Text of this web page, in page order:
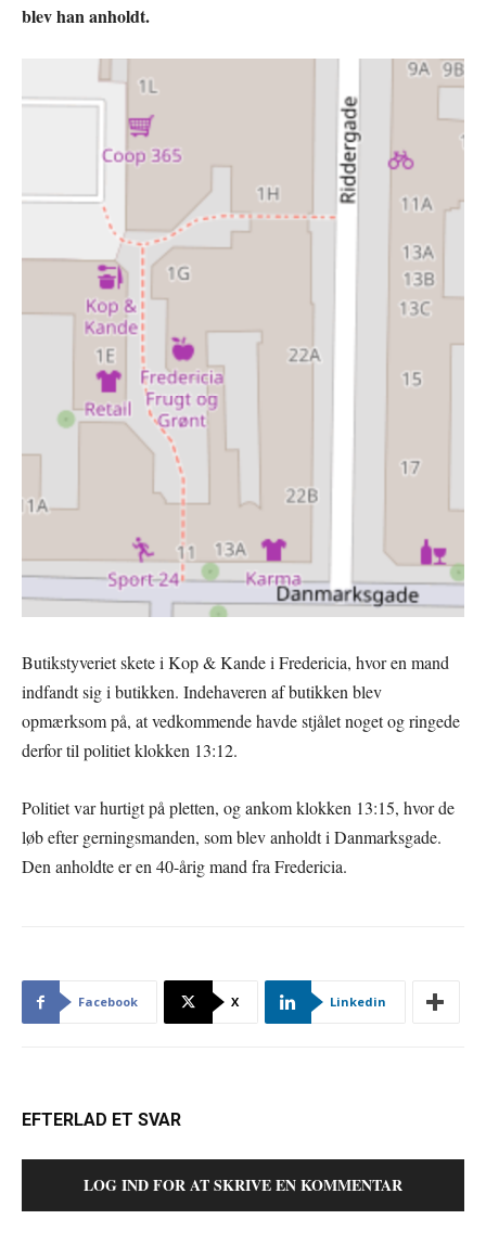
blev han anholdt.
Butikstyveriet skete i Kop & Kande i Fredericia, hvor en mand
indfandt sig i butikken. Indehaveren af butikken blev
opmærksom på, at vedkommende havde stjålet noget og ringede
derfor til politiet klokken 13:12.
Politiet var hurtigt på pletten, og ankom klokken 13:15, hvor de
løb efter gerningsmanden, som blev anholdt i Danmarksgade.
Den anholdte er en 40-årig mand fra Fredericia.
Facebook X Linkedin
EFTERLAD ET SVAR
LOG IND FOR AT SKRIVE EN KOMMENTAR